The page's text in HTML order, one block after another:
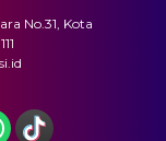
No.31, Kota